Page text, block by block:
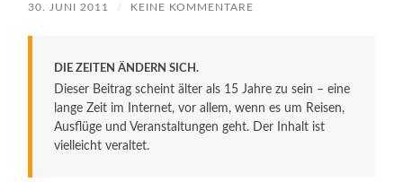
30. JUNI 2011 / KEINE KOMMENTARE
DIE ZEITEN ÄNDERN SICH.
Dieser Beitrag scheint älter als 15 Jahre zu sein – eine
lange Zeit im Internet, vor allem, wenn es um Reisen,
Ausflüge und Veranstaltungen geht. Der Inhalt ist
vielleicht veraltet.